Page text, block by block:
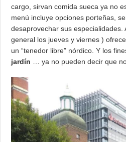
cargo, sirvan comida sueca ya no
menú incluye opciones porteñas,
desaprovechar sus especialidades.
general los jueves y viernes )
un “tenedor libre” nórdico. Y los
jardín … ya no pueden decir que